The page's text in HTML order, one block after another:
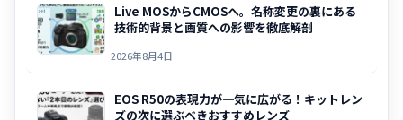
Live MOSからCMOSへ。名称変更の裏にある
技術的背景と画質への影響を徹底解剖
2026年8月4日
EOS R50の表現力が一気に広がる！キットレン
ズの次に選ぶべきおすすめレンズ